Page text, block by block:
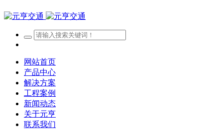
网站首页
产品中心
解决方案
工程案例
新闻动态
关于元亨
联系我们